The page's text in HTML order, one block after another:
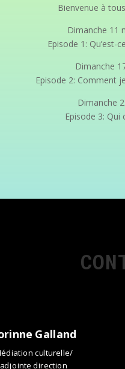
Bienvenue à
Dimanche 11
Episode 1: Qu’est-
Dimanche
Episode 2: Comment
Dimanche
Episode 3: Qui
Galland
culturelle/
adjointe direction